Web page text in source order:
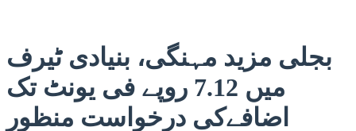
بجلی مزید مہنگی، بنیادی ٹیرف
میں 7.12 روپے فی یونٹ تک
اضافےکی درخواست منظور